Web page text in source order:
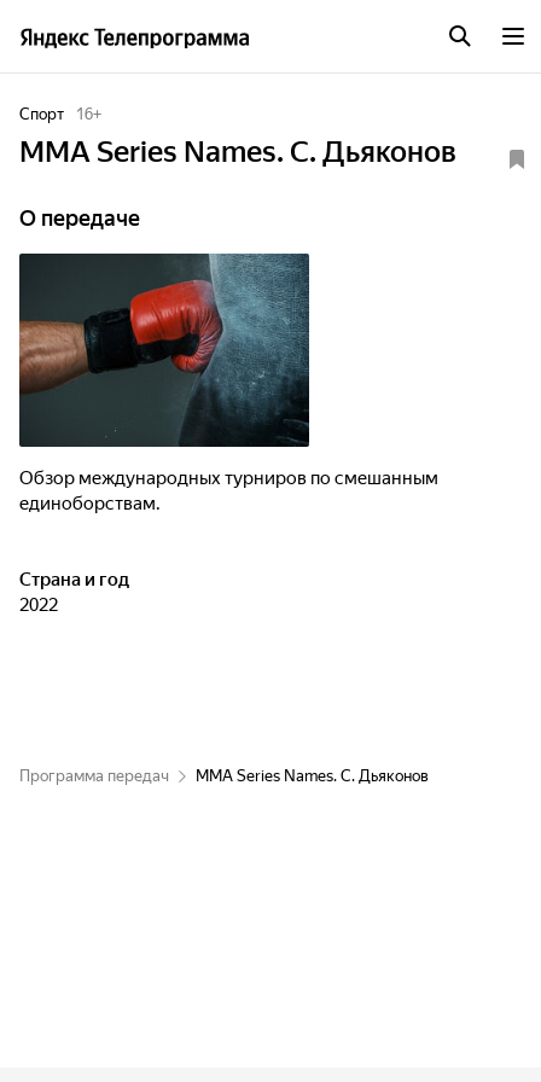
Спорт 16+
ММА Series Names. C. Дьяконов
О передаче
Обзор международных турниров по смешанным
единоборствам.
Страна и год
2022
Программа передач ММА Series Names. C. Дьяконов